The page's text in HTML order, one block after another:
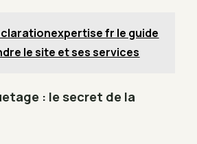
fr le guide
le site et ses services
: le secret de la